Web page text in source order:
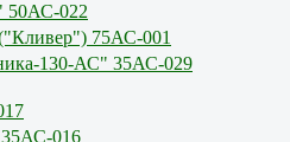
50АС-022
75АС-001
130-АС" 35АС-029
016